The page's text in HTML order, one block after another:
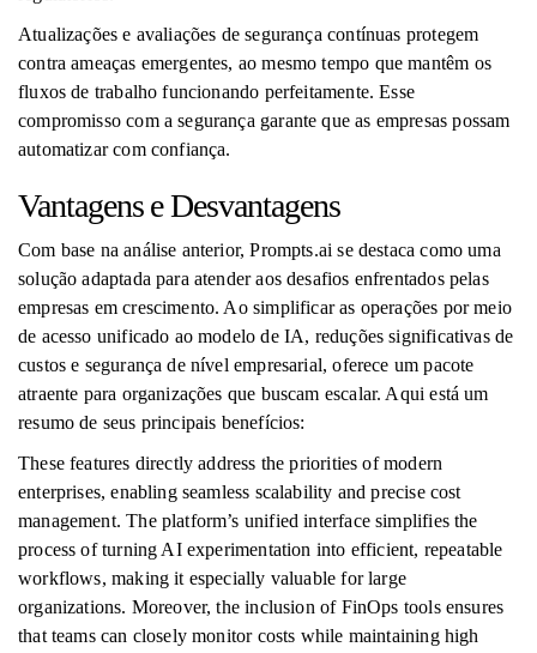
Atualizações e avaliações de segurança contínuas protegem
contra ameaças emergentes, ao mesmo tempo que mantêm os
fluxos de trabalho funcionando perfeitamente. Esse
compromisso com a segurança garante que as empresas possam
automatizar com confiança.
Vantagens e Desvantagens
Com base na análise anterior, Prompts.ai se destaca como uma
solução adaptada para atender aos desafios enfrentados pelas
empresas em crescimento. Ao simplificar as operações por meio
de acesso unificado ao modelo de IA, reduções significativas de
custos e segurança de nível empresarial, oferece um pacote
atraente para organizações que buscam escalar. Aqui está um
resumo de seus principais benefícios:
These features directly address the priorities of modern
enterprises, enabling seamless scalability and precise cost
management. The platform’s unified interface simplifies the
process of turning AI experimentation into efficient, repeatable
workflows, making it especially valuable for large
organizations. Moreover, the inclusion of FinOps tools ensures
that teams can closely monitor costs while maintaining high